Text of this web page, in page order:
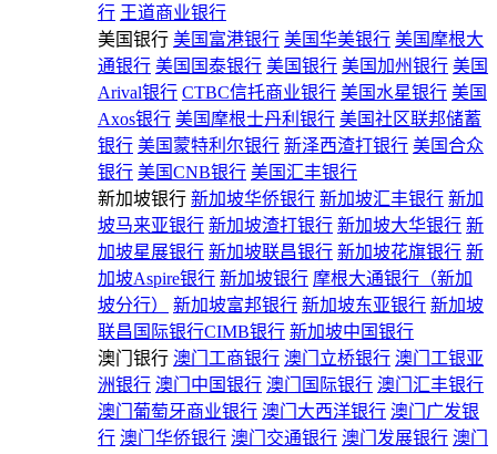
行 王道商业银行
美国银行 美国富港银行 美国华美银行 美国摩根大
通银行 美国国泰银行 美国银行 美国加州银行 美国
Arival银行 CTBC信托商业银行 美国水星银行 美国
Axos银行 美国摩根士丹利银行 美国社区联邦储蓄
银行 美国蒙特利尔银行 新泽西渣打银行 美国合众
银行 美国CNB银行 美国汇丰银行
新加坡银行 新加坡华侨银行 新加坡汇丰银行 新加
坡马来亚银行 新加坡渣打银行 新加坡大华银行 新
加坡星展银行 新加坡联昌银行 新加坡花旗银行 新
加坡Aspire银行 新加坡银行 摩根大通银行（新加
坡分行）
新加坡富邦银行 新加坡东亚银行 新加坡
联昌国际银行CIMB银行 新加坡中国银行
澳门银行 澳门工商银行 澳门立桥银行 澳门工银亚
洲银行 澳门中国银行 澳门国际银行 澳门汇丰银行
澳门葡萄牙商业银行 澳门大西洋银行 澳门广发银
行 澳门华侨银行 澳门交通银行 澳门发展银行 澳门